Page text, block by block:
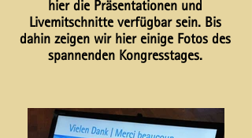
hier die Präsentationen und
Livemitschnitte verfügbar sein. Bis
dahin zeigen wir hier einige Fotos des
spannenden Kongresstages.